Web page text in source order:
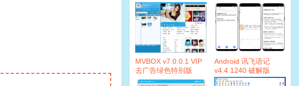
MVBOX v7.0.0.1 VIP
去广告绿色特别版
Android 讯飞语记
v4.4.1240 破解版